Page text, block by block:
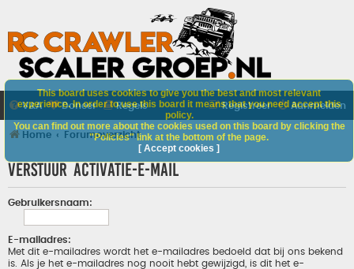
V&A Doneer Regels Aanmelden
Registreer
Home Forumoverzicht
Verstuur activatie-e-mail
Gebruikersnaam:
E-mailadres:
Met dit e-mailadres wordt het e-mailadres bedoeld dat bij ons bekend
is. Als je het e-mailadres nog nooit hebt gewijzigd, is dit het e-
This board uses cookies to give you the best and most relevant
experience. In order to use this board it means that you need accept this
policy.
You can find out more about the cookies used on this board by clicking the
"Policies" link at the bottom of the page.
[ Accept cookies ]